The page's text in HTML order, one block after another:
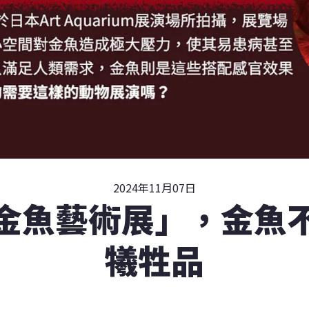
2024年11月07日
魚藝術展」，金魚
犧牲品